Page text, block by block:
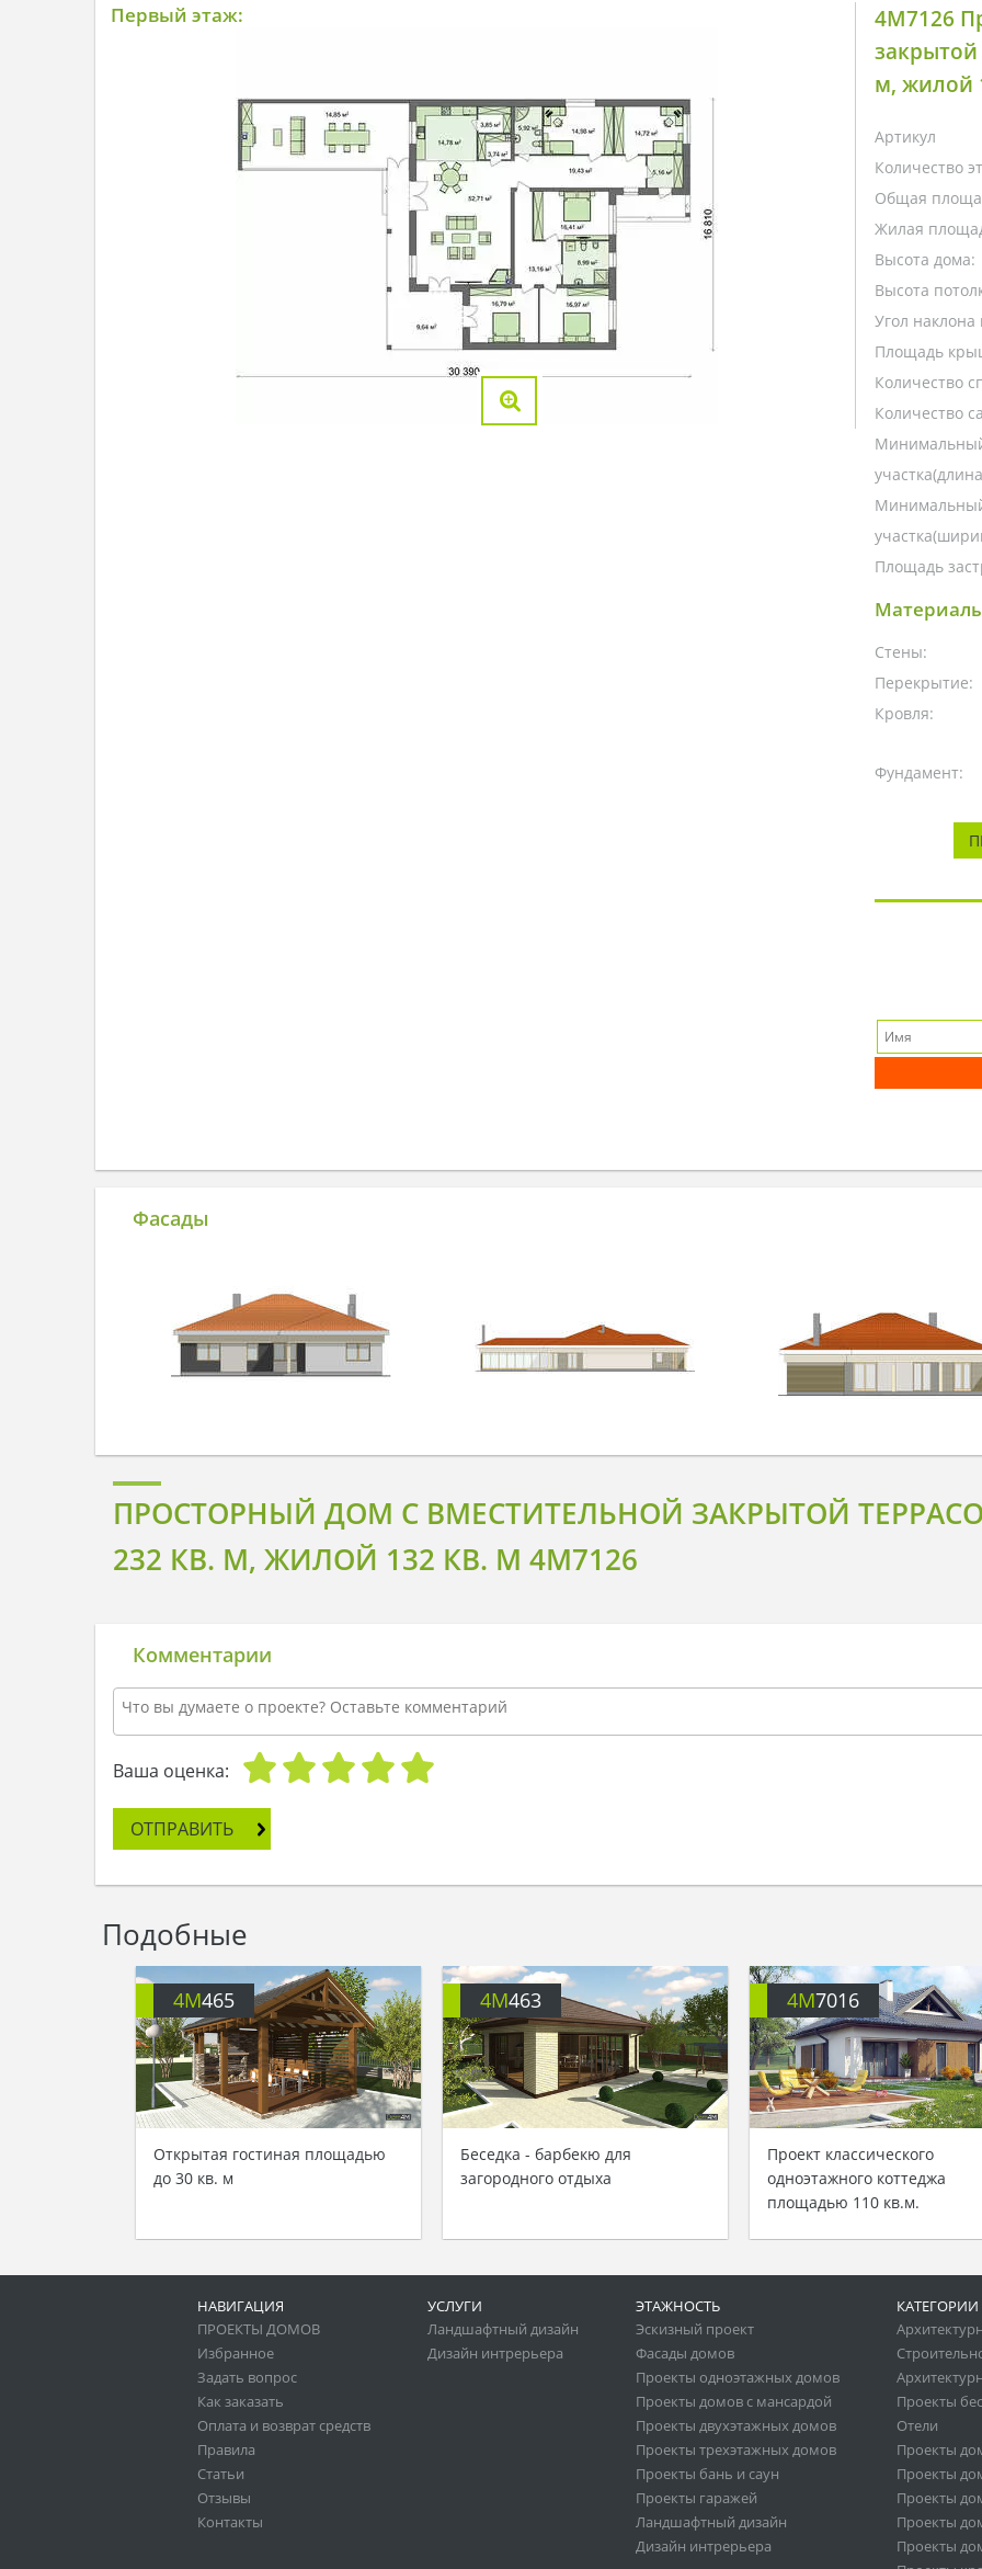
Первый этаж:
4M7126
м, жилой
Артикул
Количество
Общая
Жилая
Высота дома:
Высота
Угол наклона
Площадь
Количество
Количество
Площадь
Стены:
Перекрытие:
Кровля:
Фундамент:
Фасады
ПРОСТОРНЫЙ ДОМ С ВМЕСТИТЕЛЬНОЙ ЗАКРЫТОЙ
232 КВ. М, ЖИЛОЙ 132 КВ. М 4M7126
Комментарии
Ваша оценка:
ОТПРАВИТЬ
Подобные
4M465
Открытая гостиная площадью
до 30 кв. м
4M463
Беседка - барбекю для
загородного отдыха
4M7016
Проект классического
одноэтажного коттеджа
площадью 110 кв.м.
НАВИГАЦИЯ
ПРОЕКТЫ ДОМОВ
Избранное
Задать вопрос
Как заказать
Оплата и возврат средств
Правила
Статьи
Отзывы
Контакты
УСЛУГИ
Ландшафтный дизайн
Дизайн интрерьера
ЭТАЖНОСТЬ
Эскизный проект
Фасады домов
Проекты одноэтажных домов
Проекты домов с мансардой
Проекты двухэтажных домов
Проекты трехэтажных домов
Проекты бань и саун
Проекты гаражей
Ландшафтный дизайн
Дизайн интрерьера
КАТЕГОРИИ
Проекты
Отели
Проекты
Проекты
Проекты
Проекты
Проекты